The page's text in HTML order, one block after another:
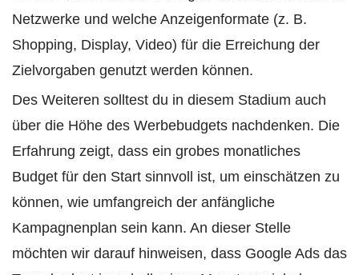
Netzwerke und welche Anzeigenformate (z. B.
Shopping, Display, Video) für die Erreichung der
Zielvorgaben genutzt werden können.
Des Weiteren solltest du in diesem Stadium auch
über die Höhe des Werbebudgets nachdenken. Die
Erfahrung zeigt, dass ein grobes monatliches
Budget für den Start sinnvoll ist, um einschätzen zu
können, wie umfangreich der anfängliche
Kampagnenplan sein kann. An dieser Stelle
möchten wir darauf hinweisen, dass Google Ads das